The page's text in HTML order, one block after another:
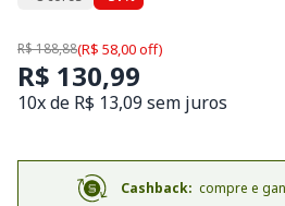
R$ 188,88(R$ 58,00 off)
R$ 130,99
10x de R$ 13,09 sem juros
Cashback: compre e